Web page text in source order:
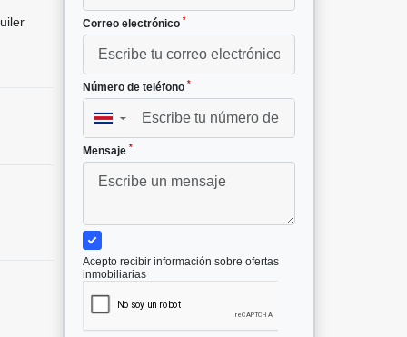
Correo electrónico *
Número de teléfono *
▼
Mensaje *
Acepto recibir información sobre ofertas
inmobiliarias